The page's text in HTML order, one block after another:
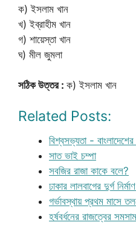
ক) ইসলাম খান
খ) ইব্রাহীম খান
গ) শায়েস্তা খান
ঘ) মীল জুমলা
সঠিক উত্তর : ক) ইসলাম খান
Related Posts:
বিশ্বসভ্যতা -
সাত ভাই চম্পা
সবজির রাজা কাকে বলে?
ঢাকার লালবাগের দুর্গ
গর্ভাবস্থায় প্রথম মাসে
হর্ষবর্ধনের রাজত্বের